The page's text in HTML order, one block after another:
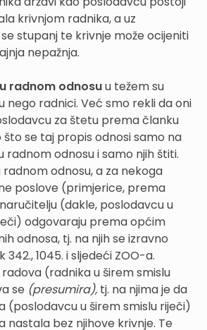
krivnjom radnika, a uz
stupanj te krivnje može ocijeniti
nepažnja.
radnom odnosuu težem su
nego radnici. Već smo rekli da oni
za štetu prema članku
što se taj propis odnosi samo na
odnosu i samo njih štiti.
radnom odnosu, a za nekoga
poslove (primjerice, prema
(dakle, poslodavcu u
odgovaraju prema općim
odnosa, tj. na njih se izravno
1045. i sljedeći ZOO-a.
(radnika u širem smislu
se (presumira), tj. na njima je da
(poslodavcu u širem smislu riječi)
nastala bez njihove krivnje. Te